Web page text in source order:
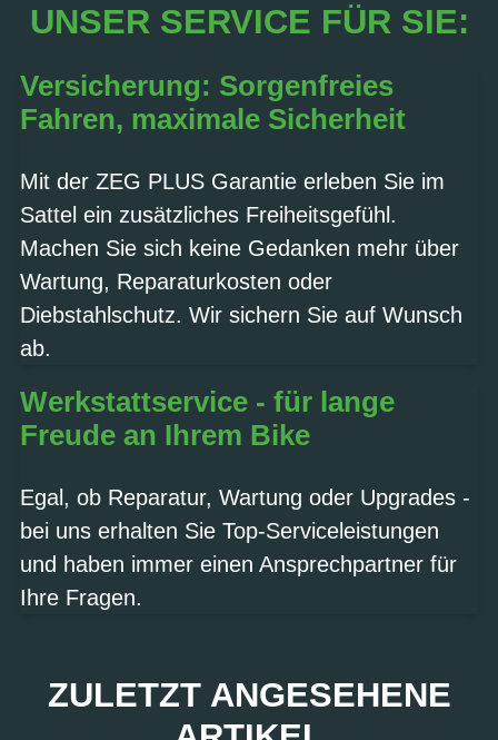
UNSER SERVICE FÜR SIE:
Versicherung: Sorgenfreies
Fahren, maximale Sicherheit
Mit der ZEG PLUS Garantie erleben Sie im
Sattel ein zusätzliches Freiheitsgefühl.
Machen Sie sich keine Gedanken mehr über
Wartung, Reparaturkosten oder
Diebstahlschutz. Wir sichern Sie auf Wunsch
ab.
Werkstattservice - für lange
Freude an Ihrem Bike
Egal, ob Reparatur, Wartung oder Upgrades -
bei uns erhalten Sie Top-Serviceleistungen
und haben immer einen Ansprechpartner für
Ihre Fragen.
ZULETZT ANGESEHENE